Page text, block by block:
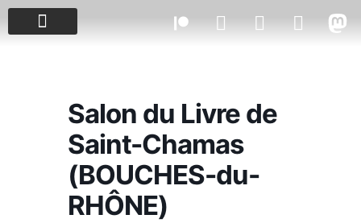
Salon du Livre de
Saint-Chamas
(BOUCHES-du-
RHÔNE)